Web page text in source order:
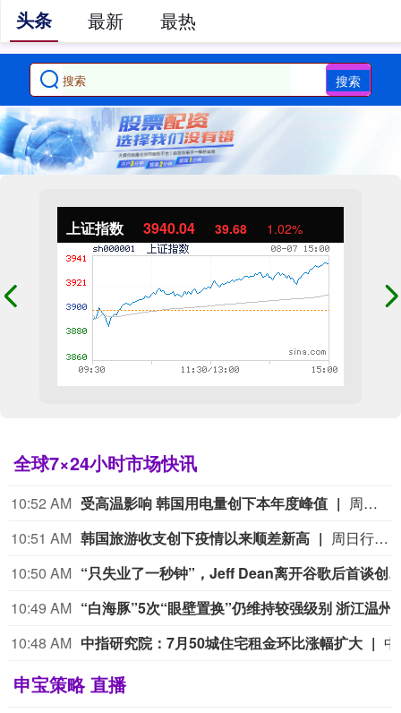
搜索
上证指数 3940.04 39.68 1.02%
全球7×24小时市场快讯
10:52 AM 受高温影响 韩国用电量创下本年度峰值
周日行业数据显示，受持续热浪影响，韩国近日用电量创下本年度峰值。韩国电力交易所数据显示，周五全国最高电力负荷达到953.21万千瓦，备用容量为820万千瓦。一旦备用容量低于550万千瓦，就将发布电力应急供应警报。
10:51 AM 韩国旅游收支创下疫情以来顺差新高
周日行业数据显示，得益于本国流行文化的海外热度，韩国旅游收支创下新冠疫情之后的最高顺差水平。 韩国观光公社数据显示，6月韩国旅游账户实现顺差5.966亿美元，对比去年同期8.468亿美元的逆差，出现大幅反转。 该6月顺差数值为2008年10月（当时旅游顺差6.615亿美元）之后的第二高位。
10:50 AM
“只失业了一秒钟”，Jeff Dean
10:49 AM
10:48 AM 中指研究院：7月50城住宅租金环比涨幅扩大
申宝策略 直播
头条 最新 最热